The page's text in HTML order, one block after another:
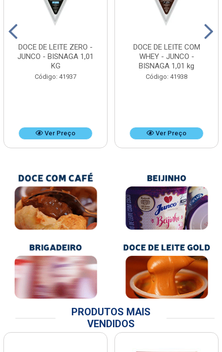
DOCE DE LEITE ZERO -
JUNCO - BISNAGA 1,01
KG
Código: 41937
Ver Preço
DOCE DE LEITE COM
WHEY - JUNCO -
BISNAGA 1,01 kg
Código: 41938
Ver Preço
PRODUTOS MAIS
VENDIDOS